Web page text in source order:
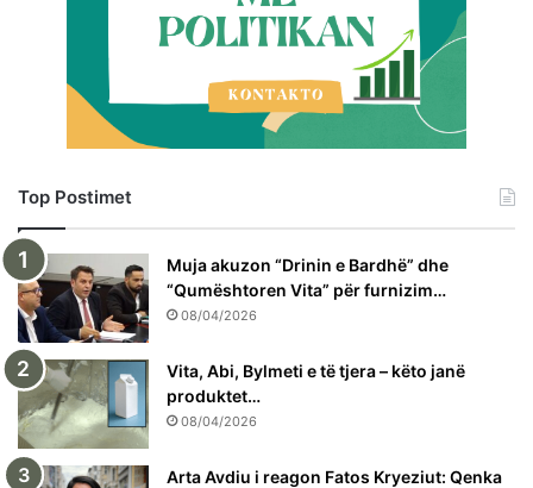
Top Postimet
Muja akuzon “Drinin e Bardhë” dhe
“Qumështoren Vita” për furnizim…
08/04/2026
Vita, Abi, Bylmeti e të tjera – këto janë
produktet…
08/04/2026
Arta Avdiu i reagon Fatos Kryeziut: Qenka